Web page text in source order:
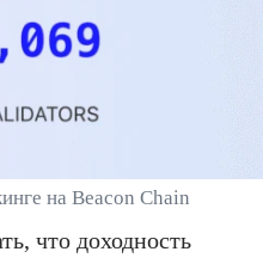
на Beacon Chain
что доходность